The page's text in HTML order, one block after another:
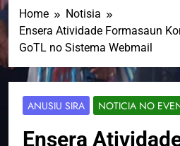
Home
Notisia
Ensera Atividade Formasaun
GoTL no Sistema Webmail
ANUSIU SIRA NOTICIA NO
Ensera